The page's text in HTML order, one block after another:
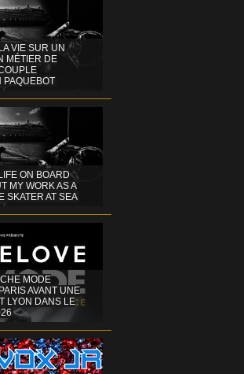
VIE SUR UN
MÉTIER DE
PAQUEBOT
ON BOARD
MY WORK AS A
SKATER AT SEA
MODE
AVANT UNE
LYON DANS LE